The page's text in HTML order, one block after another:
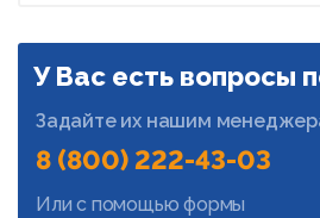
У Вас есть вопросы
Задайте их нашим
8 (800) 222-43-03
Или с помощью формы